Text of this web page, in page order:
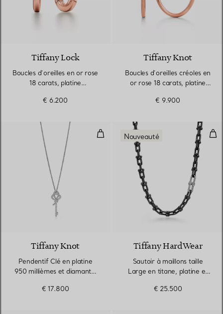
Tiffany Lock
Boucles d’oreilles en or rose
18 carats, platine
Small
€ 6.200
Tiffany Knot
Boucles d’oreilles créoles en
or rose 18 carats, platine
Taille Large.
€ 9.900
Pendentif Clé en platine 950
Tiffany Knot
Pendentif Clé en platine
950 millièmes et diamants.
€ 17.800
Nouveauté
Tiffany HardWear
Sautoir à maillons taille
Large en titane, platine et
€ 25.500